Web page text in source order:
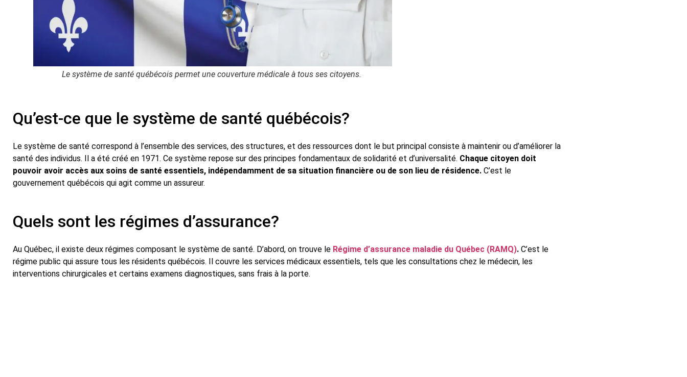
Le système de santé québécois permet une couverture médicale à tous ses citoyens.
Qu’est-ce que le système de santé québécois?
Le système de santé correspond à l’ensemble des services, des structures, et des ressources dont le but principal consiste à maintenir ou d’améliorer la
santé des individus. Il a été créé en 1971. Ce système repose sur des principes fondamentaux de solidarité et d’universalité. Chaque citoyen doit
pouvoir avoir accès aux soins de santé essentiels, indépendamment de sa situation financière ou de son lieu de résidence. C’est le
gouvernement québécois qui agit comme un assureur.
Quels sont les régimes d’assurance?
Au Québec, il existe deux régimes composant le système de santé. D’abord, on trouve le Régime d’assurance maladie du Québec (RAMQ). C’est le
régime public qui assure tous les résidents québécois. Il couvre les services médicaux essentiels, tels que les consultations chez le médecin, les
interventions chirurgicales et certains examens diagnostiques, sans frais à la porte.